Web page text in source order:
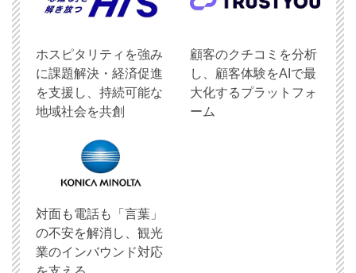
ホスピタリティを強み
に課題解決・経済促進
を支援し、持続可能な
地域社会を共創
顧客のクチコミを分析
し、顧客体験をAIで最
大化するプラットフォ
ーム
対面も電話も「言葉」
の不安を解消し、観光
業のインバウンド対応